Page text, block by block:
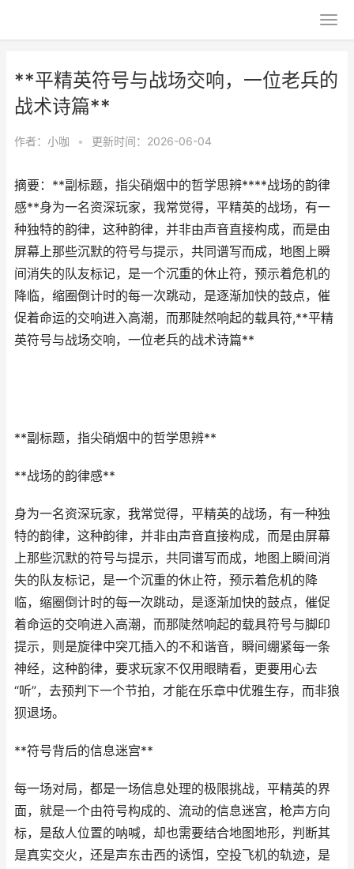
**平精英符号与战场交响，一位老兵的
战术诗篇**
作者： 小咖 • 更新时间：2026-06-04
摘要：**副标题，指尖硝烟中的哲学思辨****战场的韵律
感**身为一名资深玩家，我常觉得，平精英的战场，有一
种独特的韵律，这种韵律，并非由声音直接构成，而是由
屏幕上那些沉默的符号与提示，共同谱写而成，地图上瞬
间消失的队友标记，是一个沉重的休止符，预示着危机的
降临，缩圈倒计时的每一次跳动，是逐渐加快的鼓点，催
促着命运的交响进入高潮，而那陡然响起的载具符,**平精
英符号与战场交响，一位老兵的战术诗篇**
**副标题，指尖硝烟中的哲学思辨**
**战场的韵律感**
身为一名资深玩家，我常觉得，平精英的战场，有一种独
特的韵律，这种韵律，并非由声音直接构成，而是由屏幕
上那些沉默的符号与提示，共同谱写而成，地图上瞬间消
失的队友标记，是一个沉重的休止符，预示着危机的降
临，缩圈倒计时的每一次跳动，是逐渐加快的鼓点，催促
着命运的交响进入高潮，而那陡然响起的载具符号与脚印
提示，则是旋律中突兀插入的不和谐音，瞬间绷紧每一条
神经，这种韵律，要求玩家不仅用眼睛看，更要用心去
“听”，去预判下一个节拍，才能在乐章中优雅生存，而非狼
狈退场。
**符号背后的信息迷宫**
每一场对局，都是一场信息处理的极限挑战，平精英的界
面，就是一个由符号构成的、流动的信息迷宫，枪声方向
标，是敌人位置的呐喊，却也需要结合地图地形，判断其
是真实交火，还是声东击西的诱饵，空投飞机的轨迹，是